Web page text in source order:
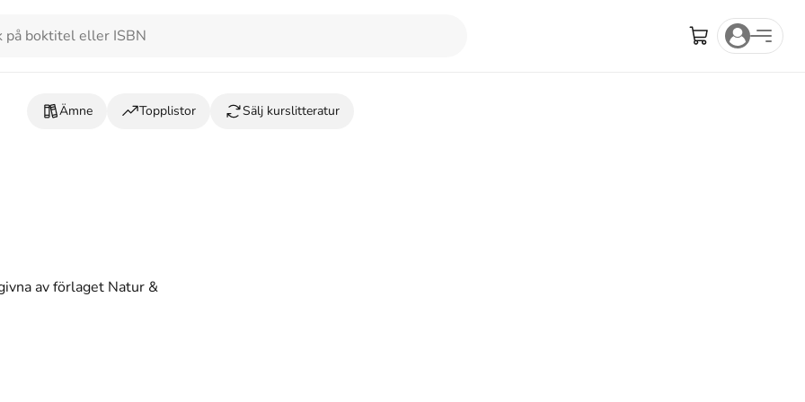
Ämne Topplistor Sälj kurslitteratur
av förlaget Natur &